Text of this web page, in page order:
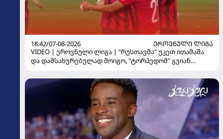
18:42/07-08-2026
ᲔᲠᲝᲕᲜᲣᲚᲘ ᲚᲘᲒᲐ
VIDEO | ეროვნული ლიგა | "რუსთავმა" უკეთ ითამაშა
და დამსახურებულად მოიგო, "ტორპედომ" გვიან